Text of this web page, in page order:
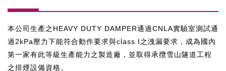
本公司生產之HEAVY DUTY DAMPER通過CNLA實驗室測試通
過2kPa壓力下能符合動作要求與class I之洩漏要求，成為國內
第一家有此等級生產能力之製造廠，並取得承攬雪山隧道工程
之排煙設備資格。